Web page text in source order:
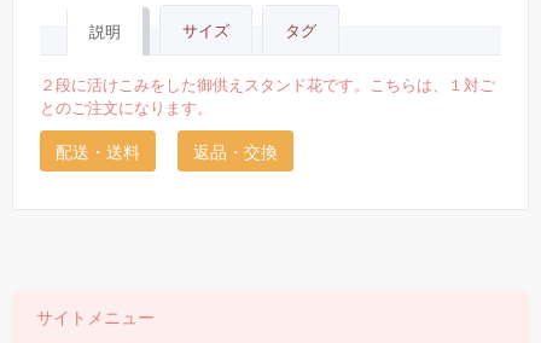
説明 サイズ タグ
２段に活けこみをした御供えスタンド花です。こちらは、１対ご
とのご注文になります。
配送・送料 返品・交換
サイトメニュー